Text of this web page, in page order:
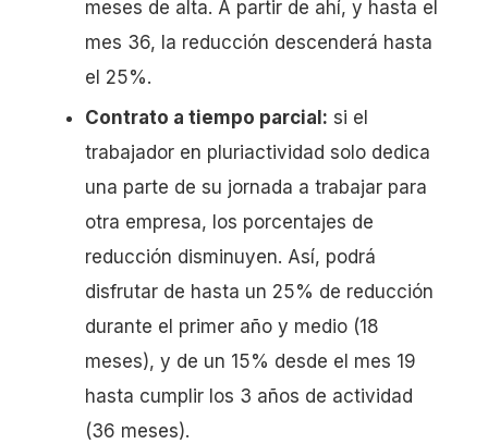
meses de alta. A partir de ahí, y hasta el
mes 36, la reducción descenderá hasta
el 25%.
Contrato a tiempo parcial: si el
trabajador en pluriactividad solo dedica
una parte de su jornada a trabajar para
otra empresa, los porcentajes de
reducción disminuyen. Así, podrá
disfrutar de hasta un 25% de reducción
durante el primer año y medio (18
meses), y de un 15% desde el mes 19
hasta cumplir los 3 años de actividad
(36 meses).